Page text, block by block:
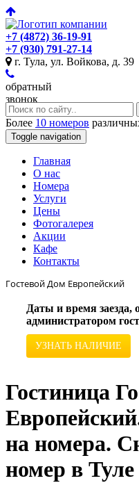
+7 (4872) 36-19-91
+7 (930) 791-27-14
г. Тула, ул. Войкова, д. 39
обратный
звонок
Более 10 номеров
Toggle navigation
Главная
O нас
Номера
Услуги
Цены
Фотогалерея
Акции
Кафе
Контакты
Гостевой Дом Европейский
Даты и время заезда,
администратором
УЗНАТЬ НАЛИЧИЕ
Гостиница
на номера.
номер в Туле